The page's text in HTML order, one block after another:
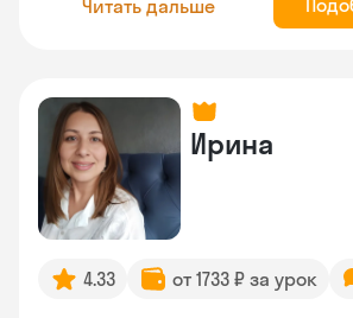
Читать дальше
Ирина
4.33 от 1733 ₽ за урок